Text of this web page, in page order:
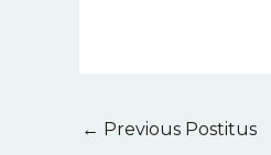
← Previous Postitus